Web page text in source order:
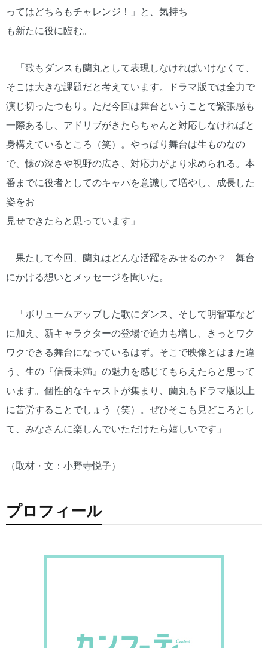
ってはどちらもチャレンジ！」と、気持ち
も新たに役に臨む。
「歌もダンスも蘭丸として表現しなければいけなくて、
そこは大きな課題だと考えています。ドラマ版では全力で
演じ切ったつもり。ただ今回は舞台ということで緊張感も
一際あるし、アドリブがきたらちゃんと対応しなければと
身構えているところ（笑）。やっぱり舞台は生ものなの
で、懐の深さや視野の広さ、対応力がより求められる。本
番までに役者としてのキャパを意識して増やし、成長した
姿をお
見せできたらと思っています」
果たして今回、蘭丸はどんな活躍をみせるのか？ 舞台
にかける想いとメッセージを聞いた。
「ボリュームアップした歌にダンス、そして明智軍など
に加え、新キャラクターの登場で迫力も増し、きっとワク
ワクできる舞台になっているはず。そこで映像とはまた違
う、生の『信長未満』の魅力を感じてもらえたらと思って
います。個性的なキャストが集まり、蘭丸もドラマ版以上
に苦労することでしょう（笑）。ぜひそこも見どころとし
て、みなさんに楽しんでいただけたら嬉しいです」
（取材・文：小野寺悦子）
プロフィール